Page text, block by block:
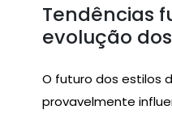
Tendências
evolução
O futuro dos estilos
provavelmente